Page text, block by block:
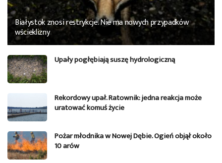
Białystok znosi restrykcje. Nie ma nowych przypadków
wścieklizny
Upały pogłębiają suszę hydrologiczną
Rekordowy upał. Ratownik: jedna reakcja może
uratować komuś życie
Pożar młodnika w Nowej Dębie. Ogień objął około
10 arów